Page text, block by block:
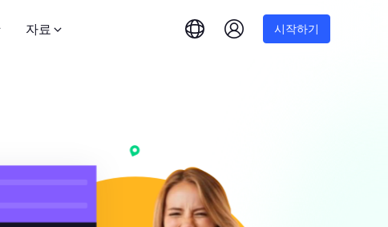
자료 시작하기